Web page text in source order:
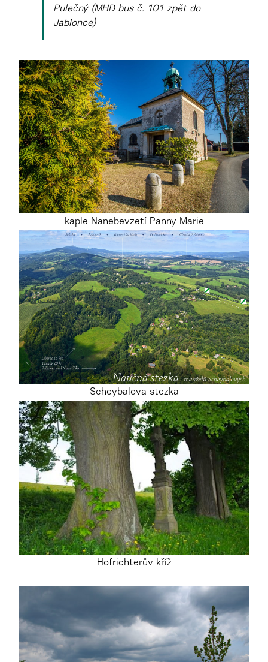
Pulečný (MHD bus č. 101 zpět do
Jablonce)
kaple Nanebevzetí Panny Marie
Scheybalova stezka
Hofrichterův kříž